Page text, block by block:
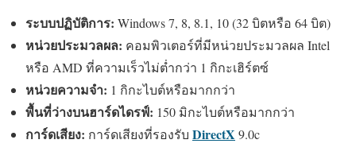
ระบบปฏิบัติการ: Windows 7, 8, 8.1, 10 (32 บิตหรือ 64 บิต)
หน่วยประมวลผล: คอมพิวเตอร์ที่มีหน่วยประมวลผล Intel
หรือ AMD ที่ความเร็วไม่ต่ำกว่า 1 กิกะเฮิร์ตซ์
หน่วยความจำ: 1 กิกะไบต์หรือมากกว่า
พื้นที่ว่างบนฮาร์ดไดรฟ์: 150 มิกะไบต์หรือมากกว่า
การ์ดเสียง: การ์ดเสียงที่รองรับ DirectX 9.0c